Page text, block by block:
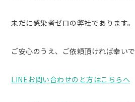
未だに感染者ゼロの弊社であります。
ご安心のうえ、ご依頼頂ければ幸いで
LINEお問い合わせのと方はこちらへ